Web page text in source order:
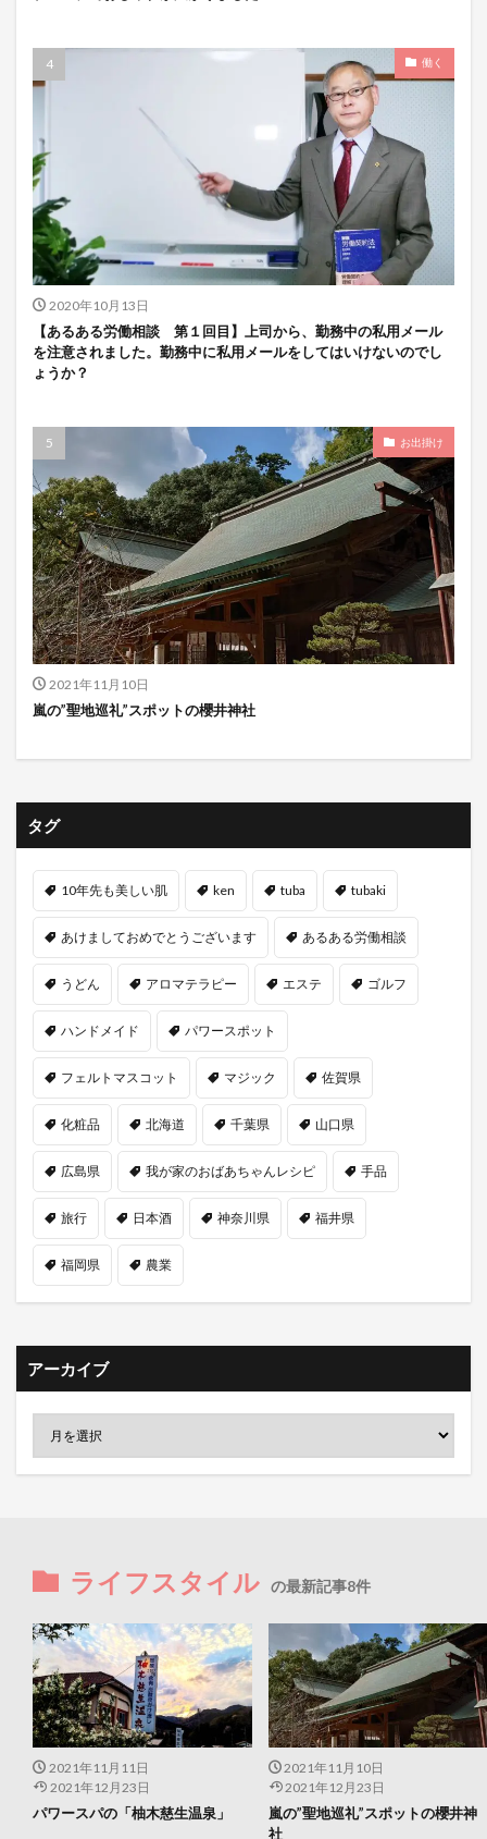
働く
2020年10月13日
【あるある労働相談 第１回目】上司から、勤務中の私用メール
を注意されました。勤務中に私用メールをしてはいけないのでし
ょうか？
お出掛け
2021年11月10日
嵐の”聖地巡礼”スポットの櫻井神社
タグ
10年先も美しい肌 ken tuba tubaki
あけましておめでとうございます あるある労働相談
うどん アロマテラピー エステ ゴルフ
ハンドメイド パワースポット
フェルトマスコット マジック 佐賀県
化粧品 北海道 千葉県 山口県
広島県 我が家のおばあちゃんレシピ 手品
旅行 日本酒 神奈川県 福井県
福岡県 農業
アーカイブ
ライフスタイル の最新記事8件
2021年11月11日
2021年12月23日
パワースパの「柚木慈生温泉」
2021年11月10日
2021年12月23日
嵐の”聖地巡礼”スポットの櫻井神
社